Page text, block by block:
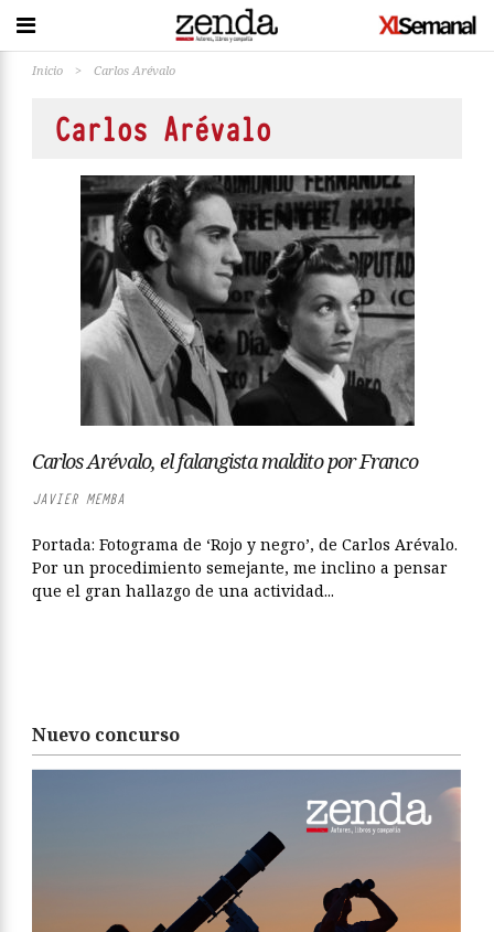
Inicio > Carlos Arévalo
Carlos Arévalo
Carlos Arévalo, el falangista maldito por Franco
JAVIER MEMBA
Portada: Fotograma de ‘Rojo y negro’, de Carlos Arévalo.
Por un procedimiento semejante, me inclino a pensar
que el gran hallazgo de una actividad...
Nuevo concurso